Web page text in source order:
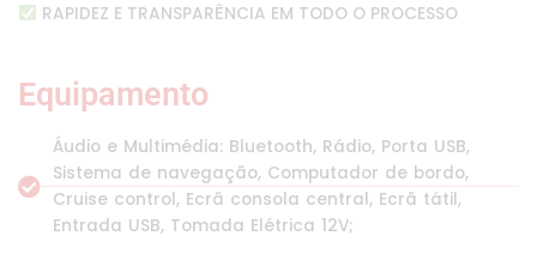
RAPIDEZ E TRANSPARÊNCIA EM TODO O PROCESSO
Equipamento
Áudio e Multimédia: Bluetooth, Rádio, Porta USB,
Sistema de navegação, Computador de bordo,
Cruise control, Ecrã consola central, Ecrã tátil,
Entrada USB, Tomada Elétrica 12V;